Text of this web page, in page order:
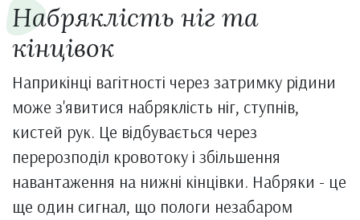
Набряклість ніг та
кінцівок
Наприкінці вагітності через затримку рідини
може з'явитися набряклість ніг, ступнів,
кистей рук. Це відбувається через
перерозподіл кровотоку і збільшення
навантаження на нижні кінцівки. Набряки - це
ще один сигнал, що пологи незабаром